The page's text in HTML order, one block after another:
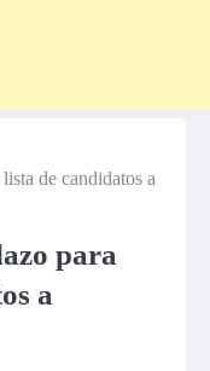
de candidatos a
para
a